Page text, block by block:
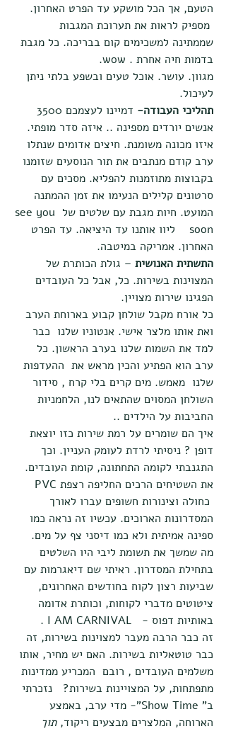
הטעם, אך הכל מושקע עד הפרט האחרון.
מספיק לראות את תערוכת המגבות
שממתינה למשכימים קום בבריכה. כל מגבת
בדמות חיה אחרת . wow.
מגוון. עושר. אוכל טעים ובשפע בלתי ניתן
לעיכול.
תהליכי העבודה-
אנשים יורדים מספינה .. איזה סדר מופתי.
איזו מכונה משומנת. חיצים אדומים שנתלו
ערב קודם מנתבים את תור הנוסעים שזומנו
בקבוצות מתוזמנות להפליא. מסכים עם
סרטונים קלילים הנעימו את זמן ההמתנה
המועט. חיות מגבת עם שלטים של see you
soon    ליוו אותנו עד היציאה. עד הפרט
האחרון. אמריקה במיטבה.
התשתית האנושית – גולת הכותרת של
המצוינות בשירות. כל, אבל כל העובדים
הפגינו שירות מצויין.
כל אורח מקבל שולחן קבוע בארוחת הערב
ואת אותו מלצר אישי. אנטוניו שלנו  כבר
למד את השמות שלנו בערב הראשון. כל
ערב הוא הפתיע והכין מראש את  ההעדפות
שלנו  מאמש. מים קרים בלי קרח , סידור
השולחן המסוים שהתאים לנו, הלחמניות
החביבות על הילדים ..
איך הם שומרים על רמת שירות כזו יוצאת
דופן ? ניסיתי לרדת לעומק העניין. וכך
התגנבתי לקומה התחתונה, קומת העובדים.
כחולה וצינורות חשופים עברו לאורך
המסדרונות הארוכים. עכשיו זה נראה כמו
ספינה אמיתית ולא כמו דיסני צף על מים.
מה שמשך את תשומת ליבי היו השלטים
בתחילת המסדרון. ראיתי שם דיאגרמות עם
שביעות רצון לקוח בחודשים האחרונים,
ציטוטים מדברי לקוחות, וכותרת אדומה
באותיות דפוס -   I AM CARNIVAL .
זה כבר הרבה מעבר למצוינות בשירות, זה
כבר טוטאליות בשירות. האם יש מחיר, אותו
משלמים העובדים , רובם  המכריע ממדינות
מתפתחות, על המצויינות בשירות?   נזכרתי
ב" Show Time"- מדי ערב, באמצע
הארוחה, המלצרים מבצעים ריקוד, תוך